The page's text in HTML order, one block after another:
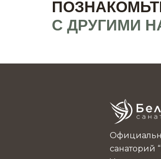
С ДРУГИМИ
санаторий